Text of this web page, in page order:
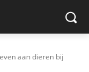
aan dieren bij